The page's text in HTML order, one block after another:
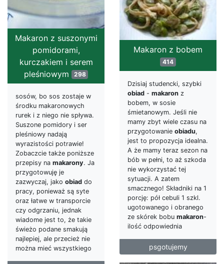
Makaron z suszonymi
pomidorami,
kurczakiem i serem
pleśniowym
298
sosów, bo sos zostaje w
środku makaronowych
rurek i z niego nie spływa.
Suszone pomidory i ser
pleśniowy nadają
wyrazistości potrawie!
Zobaczcie także poniższe
przepisy na makarony. Ja
przygotowuję je
zazwyczaj, jako obiad do
pracy, ponieważ są syte
oraz łatwe w transporcie
czy odgrzaniu, jednak
wiadome jest to, że takie
świeżo podane smakują
najlepiej, ale przecież nie
można mieć wszystkiego
Makaron z bobem
414
Dzisiaj studencki, szybki
obiad - makaron z
bobem, w sosie
śmietanowym. Jeśli nie
mamy zbyt wiele czasu na
przygotowanie obiadu,
jest to propozycja idealna.
A że mamy teraz sezon na
bób w pełni, to aż szkoda
nie wykorzystać tej
sytuacji. A zatem
smacznego! Składniki na 1
porcję: pół cebuli 1 szkl.
ugotowanego i obranego
ze skórek bobu makaron-
ilość odpowiednia
psgotujemy